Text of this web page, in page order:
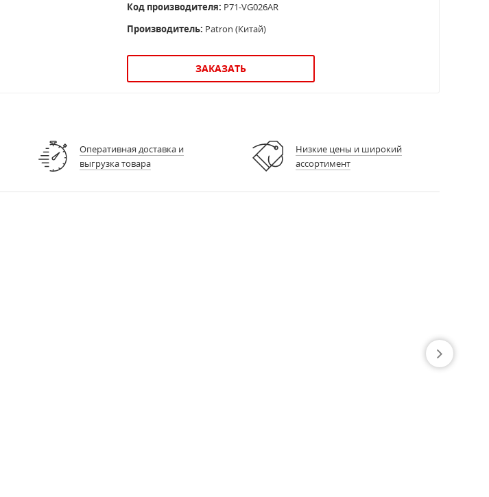
Код производителя: P71-VG026AR
Производитель: Patron (Китай)
ЗАКАЗАТЬ
Оперативная доставка и
выгрузка товара
Низкие цены и широкий
ассортимент